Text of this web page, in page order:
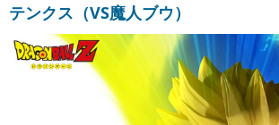
テンクス（VS魔人ブウ）